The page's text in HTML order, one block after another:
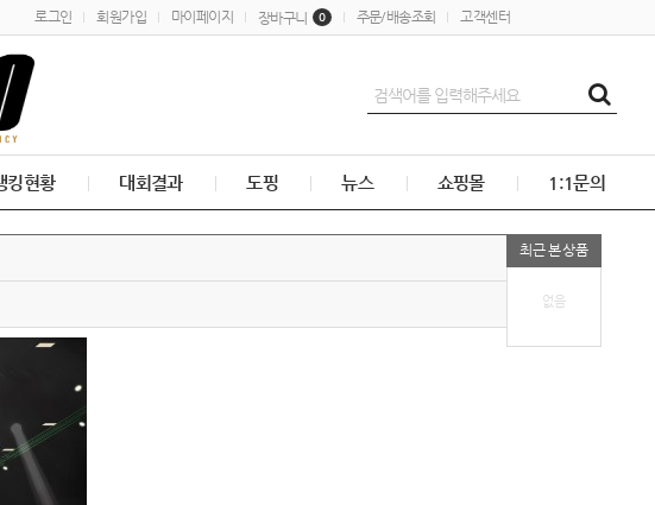
로그인 회원가입 마이페이지 장바구니 0 주문/배송조회 고객센터
킹현황 대회결과 도핑 뉴스 쇼핑몰 1:1문의
최근 본 상품
없음